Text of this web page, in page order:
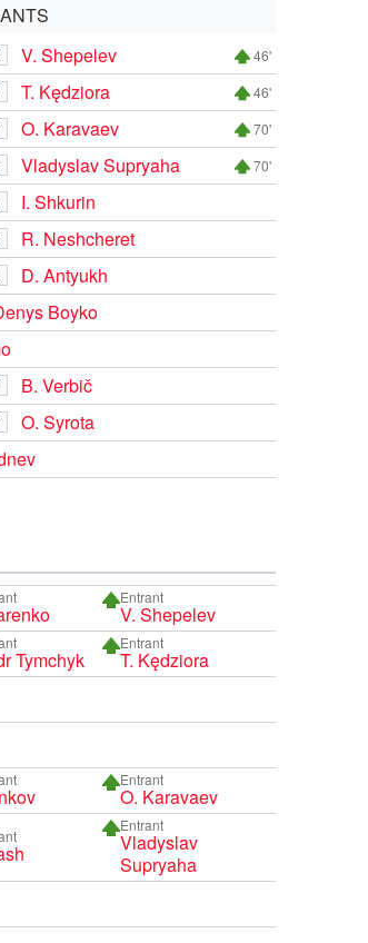
V. Shepelev 46'
T. Kędziora 46'
O. Karavaev 70'
Vladyslav Supryaha 70'
I. Shkurin
R. Neshcheret
D. Antyukh
Boyko
B. Verbič
O. Syrota
Entrant
V. Shepelev
Tymchyk
Entrant
T. Kędziora
Entrant
O. Karavaev
Entrant
Vladyslav
Supryaha